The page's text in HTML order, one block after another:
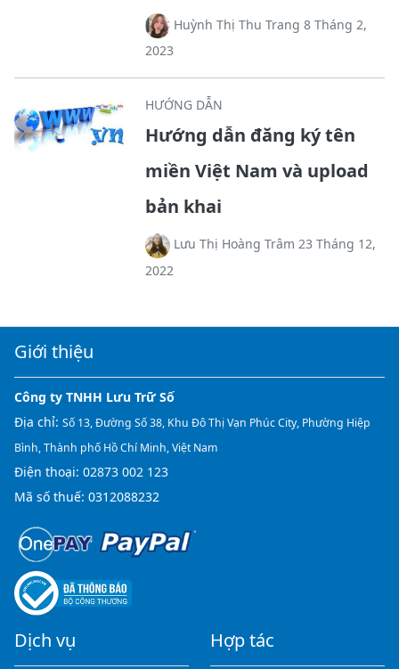
Huỳnh Thị Thu Trang 8 Tháng 2,
2023
HƯỚNG DẪN
Hướng dẫn đăng ký tên
miền Việt Nam và upload
bản khai
Lưu Thị Hoàng Trâm 23 Tháng 12,
2022
Giới thiệu
Công ty TNHH Lưu Trữ Số
Địa chỉ: Số 13, Đường Số 38, Khu Đô Thị Vạn Phúc City, Phường Hiệp
Bình, Thành phố Hồ Chí Minh, Việt Nam
Điện thoại: 02873 002 123
Mã số thuế: 0312088232
Dịch vụ Hợp tác